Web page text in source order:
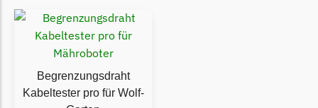
Flymo
Flymo Messer
Begrenzungsdraht
Fuxtec
Fuxtec Messer
Begrenzungsdraht
Kabeltester pro für Wolf-